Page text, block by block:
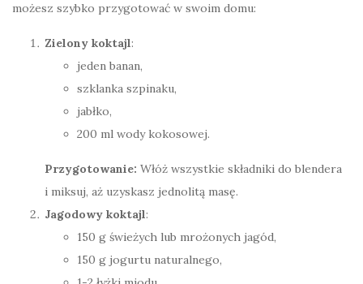
możesz szybko przygotować w swoim domu:
Zielony koktajl:
jeden banan,
szklanka szpinaku,
jabłko,
200 ml wody kokosowej.
Przygotowanie: Włóż wszystkie składniki do blendera
i miksuj, aż uzyskasz jednolitą masę.
Jagodowy koktajl:
150 g świeżych lub mrożonych jagód,
150 g jogurtu naturalnego,